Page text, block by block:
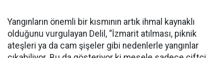
Yangınların önemli bir kısmının artık ihmal kaynaklı
olduğunu vurgulayan Delil, “İzmarit atılması, piknik
ateşleri ya da cam şişeler gibi nedenlerle yangınlar